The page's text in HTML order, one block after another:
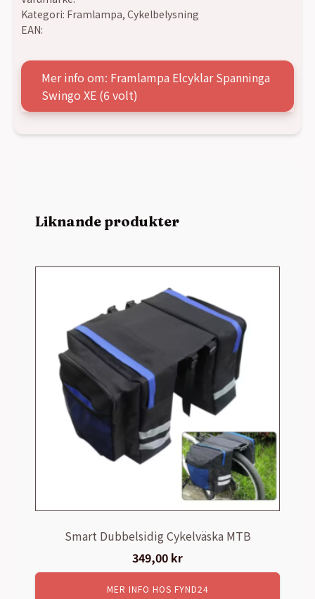
Kategori: Framlampa, Cykelbelysning
EAN:
Mer info om: Framlampa Elcyklar Spanninga
Swingo XE (6 volt)
Liknande produkter
Smart Dubbelsidig Cykelväska MTB
349,00 kr
MER INFO HOS FYND24